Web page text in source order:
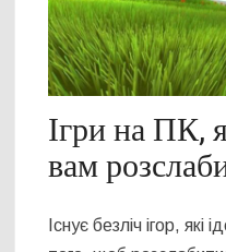
Ігри на ПК,
вам
Існує безліч ігор,